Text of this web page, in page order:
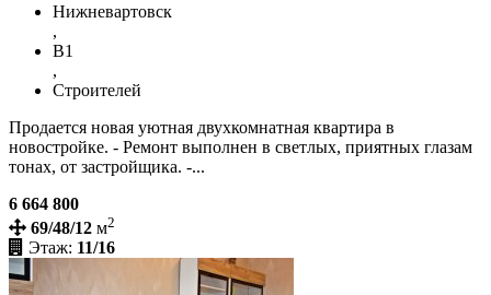
Нижневартовск
,
В1
,
Строителей
Продается новая уютная двухкомнатная квартира в
новостройке. - Ремонт выполнен в светлых, приятных глазам
тонах, от застройщика. -...
6 664 800
69/48/12 м2
Этаж: 11/16